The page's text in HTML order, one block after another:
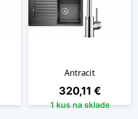
Antracit
Cena
320,11 €
1 kus na sklade